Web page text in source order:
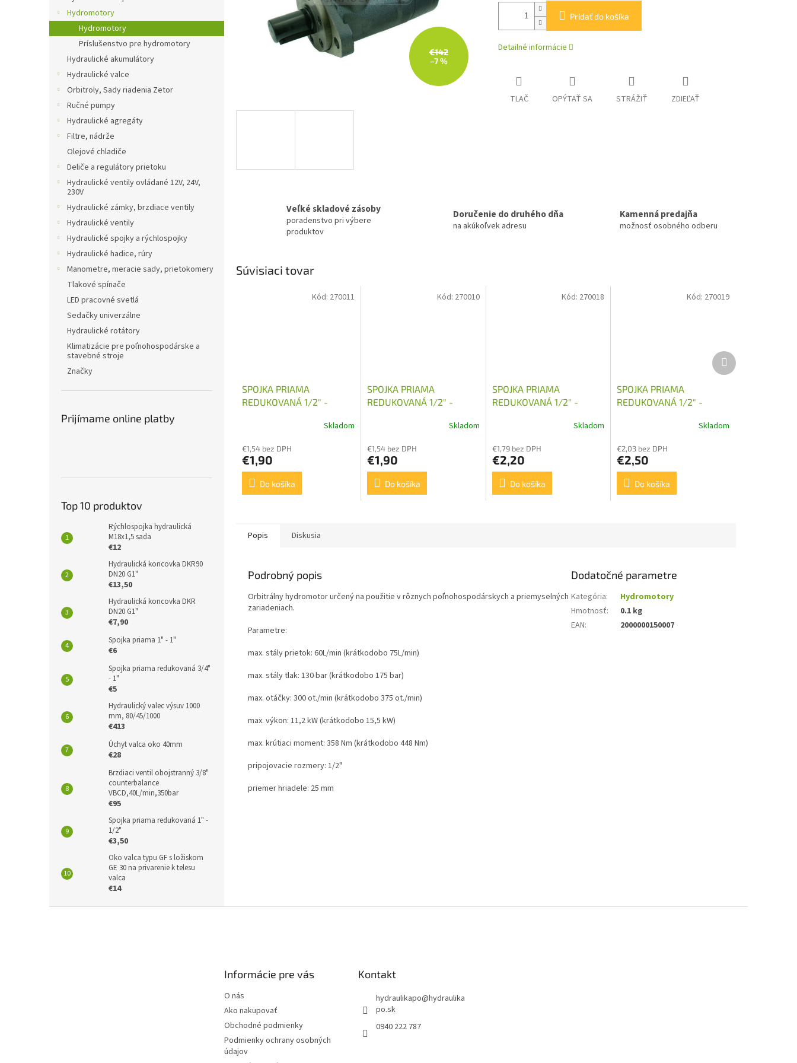
Hydromotory
Hydromotory
Príslušenstvo pre hydromotory
Hydraulické akumulátory
Hydraulické valce
Orbitroly, Sady riadenia Zetor
Ručné pumpy
Hydraulické agregáty
Filtre, nádrže
Olejové chladiče
Deliče a regulátory prietoku
Hydraulické ventily ovládané 12V, 24V,
230V
Hydraulické zámky, brzdiace ventily
Hydraulické ventily
Hydraulické spojky a rýchlospojky
Hydraulické hadice, rúry
Manometre, meracie sady, prietokomery
Tlakové spínače
LED pracovné svetlá
Sedačky univerzálne
Hydraulické rotátory
Klimatizácie pre poľnohospodárske a
stavebné stroje
Značky
Prijímame online platby
Top 10 produktov
Rýchlospojka hydraulická
M18x1,5 sada
€12
Hydraulická koncovka DKR90
DN20 G1"
€13,50
Hydraulická koncovka DKR
DN20 G1"
€7,90
Spojka priama 1" - 1"
€6
Spojka priama redukovaná 3/4"
- 1"
€5
Hydraulický valec výsuv 1000
mm, 80/45/1000
€413
Úchyt valca oko 40mm
€28
Brzdiaci ventil obojstranný 3/8"
counterbalance
VBCD,40L/min,350bar
€95
Spojka priama redukovaná 1" -
1/2"
€3,50
Oko valca typu GF s ložiskom
GE 30 na privarenie k telesu
valca
€14
€142
–7 %
Pridať do košíka
Detailné informácie
TLAČ OPÝTAŤ SA STRÁŽIŤ ZDIEĽAŤ
Veľké skladové zásoby
poradenstvo pri výbere
produktov
Doručenie do druhého dňa
na akúkoľvek adresu
Kamenná predajňa
možnosť osobného odberu
Súvisiaci tovar
SPOJKA PRIAMA
REDUKOVANÁ 1/2" -
Skladom
€1,54 bez DPH
€1,90
Do košíka
Kód: 270011
SPOJKA PRIAMA
REDUKOVANÁ 1/2" -
Skladom
€1,54 bez DPH
€1,90
Do košíka
Kód: 270010
SPOJKA PRIAMA
REDUKOVANÁ 1/2" -
Skladom
€1,79 bez DPH
€2,20
Do košíka
Kód: 270018
SPOJKA PRIAMA
REDUKOVANÁ 1/2" -
Skladom
€2,03 bez DPH
€2,50
Do košíka
Kód: 270019
Ďalší
produkt
Popis Diskusia
Podrobný popis
Orbitrálny hydromotor určený na použitie v rôznych poľnohospodárskych a priemyselných
zariadeniach.
Parametre:
max. stály prietok: 60L/min (krátkodobo 75L/min)
max. stály tlak: 130 bar (krátkodobo 175 bar)
max. otáčky: 300 ot./min (krátkodobo 375 ot./min)
max. výkon: 11,2 kW (krátkodobo 15,5 kW)
max. krútiaci moment: 358 Nm (krátkodobo 448 Nm)
pripojovacie rozmery: 1/2"
priemer hriadele: 25 mm
Dodatočné parametre
Kategória:
Hydromotory
Hmotnosť:
0.1 kg
EAN: 2000000150007
Informácie pre vás
O nás
Ako nakupovať
Obchodné podmienky
Podmienky ochrany osobných
údajov
Kontakt
hydraulikapo@hydraulika
po.sk
0940 222 787